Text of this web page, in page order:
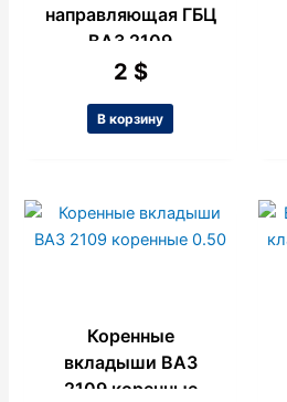
направляющая ГБЦ
ВАЗ 2109
2 $
В корзину
Коренные
вкладыши ВАЗ
2109 коренные